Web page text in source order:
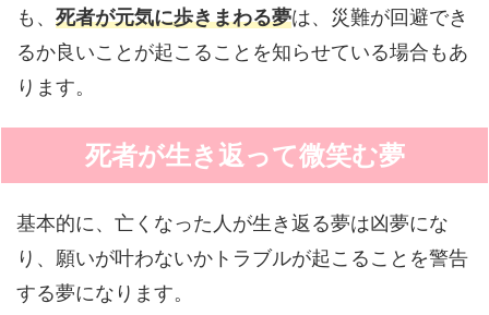
も、 死者が元気に歩きまわる夢は、災難が回避でき
るか良いことが起こることを知らせている場合もあ
ります。
死者が生き返って微笑む夢
基本的に、亡くなった人が生き返る夢は凶夢にな
り、願いが叶わないかトラブルが起こることを警告
する夢になります。